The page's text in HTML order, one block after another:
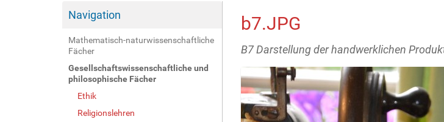
Navigation
Mathematisch-naturwissenschaftliche
Fächer
Gesellschaftswissenschaftliche und
philosophische Fächer
Ethik
Religionslehren
b7.JPG
B7 Darstellung der handwerklichen